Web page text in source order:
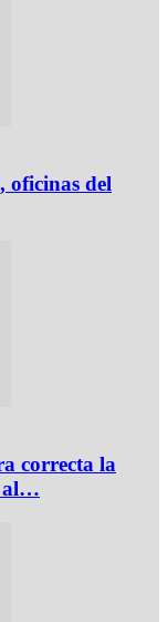
oficinas del
correcta la
al…